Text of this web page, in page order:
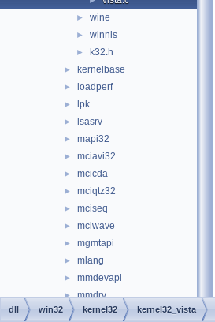
► wine
► winnls
► k32.h
► kernelbase
► loadperf
► lpk
► lsasrv
► mapi32
► mciavi32
► mcicda
► mciqtz32
► mciseq
► mciwave
► mgmtapi
► mlang
► mmdevapi
► mmdrv
► modemui
dll win32 kernel32 kernel32_vista